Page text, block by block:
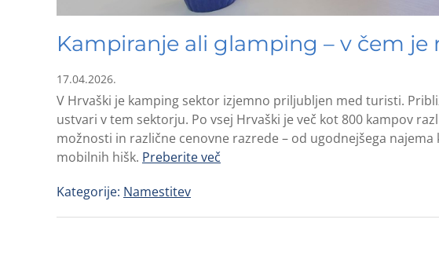
Kampiranje ali glamping – v čem je
17.04.2026.
V Hrvaški je kamping sektor izjemno priljubljen med turisti.
ustvari v tem sektorju. Po vsej Hrvaški je več kot 800 kampov
možnosti in različne cenovne razrede – od ugodnejšega
mobilnih hišk. Preberite več
Kategorije: Namestitev